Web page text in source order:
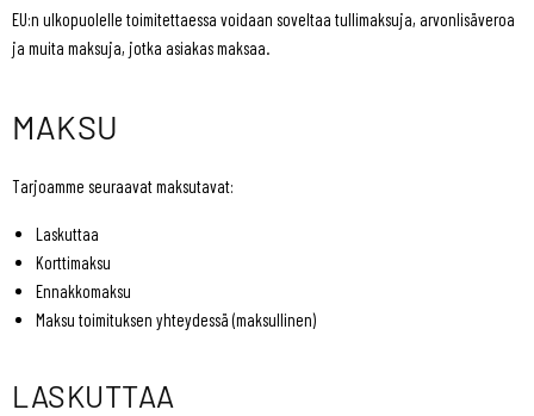
EU:n ulkopuolelle toimitettaessa voidaan soveltaa tullimaksuja, arvonlisäveroa
ja muita maksuja, jotka asiakas maksaa.
MAKSU
Tarjoamme seuraavat maksutavat:
Laskuttaa
Korttimaksu
Ennakkomaksu
Maksu toimituksen yhteydessä (maksullinen)
LASKUTTAA